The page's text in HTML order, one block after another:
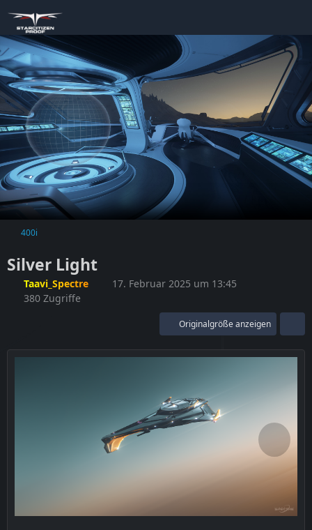
400i
Silver Light
Taavi_Spectre
17. Februar 2025 um 13:45
380 Zugriffe
Originalgröße anzeigen